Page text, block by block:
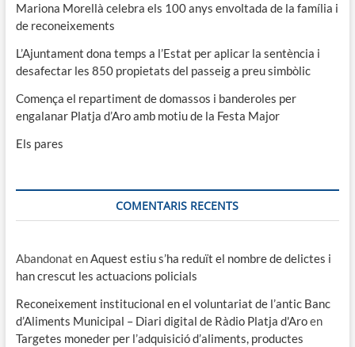
Mariona Morellà celebra els 100 anys envoltada de la família i
de reconeixements
L’Ajuntament dona temps a l’Estat per aplicar la sentència i
desafectar les 850 propietats del passeig a preu simbòlic
Comença el repartiment de domassos i banderoles per
engalanar Platja d’Aro amb motiu de la Festa Major
Els pares
COMENTARIS RECENTS
Abandonat enAquest estiu s’ha reduït el nombre de delictes i
han crescut les actuacions policials
Reconeixement institucional en el voluntariat de l’antic Banc
d’Aliments Municipal – Diari digital de Ràdio Platja d'Aroen
Targetes moneder per l’adquisició d’aliments, productes